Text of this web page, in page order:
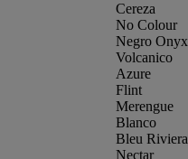
Cereza
No Colour
Negro Onyx
Volcanico
Azure
Flint
Merengue
Blanco
Bleu Riviera
Nectar